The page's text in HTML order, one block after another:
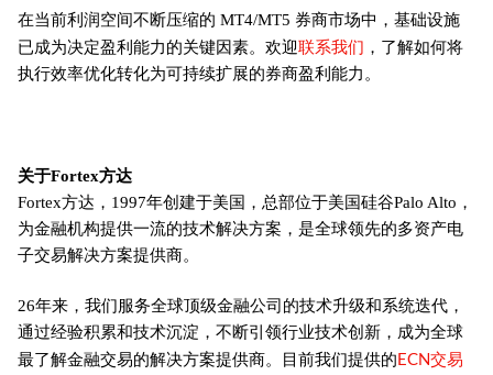
在当前利润空间不断压缩的 MT4/MT5 券商市场中，基础设施
已成为决定盈利能力的关键因素。欢迎联系我们 ，了解如何将
执行效率优化转化为可持续扩展的券商盈利能力。
关于Fortex方达
Fortex方达，1997年创建于美国，总部位于美国硅谷Palo Alto，
为金融机构提供一流的技术解决方案，是全球领先的多资产电
子交易解决方案提供商。
26年来，我们服务全球顶级金融公司的技术升级和系统迭代，
通过经验积累和技术沉淀，不断引领行业技术创新，成为全球
最了解金融交易的解决方案提供商。目前我们提供的ECN交易